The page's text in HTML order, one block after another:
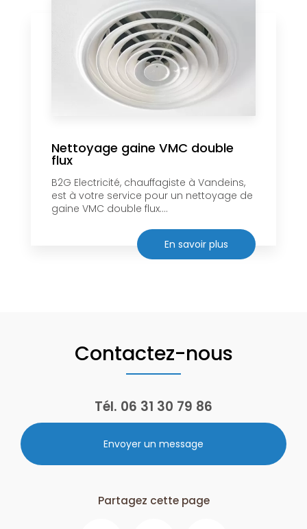
Nettoyage gaine VMC double
flux
B2G Electricité, chauffagiste à Vandeins,
est à votre service pour un nettoyage de
gaine VMC double flux....
En savoir plus
Contactez-nous
Tél. 06 31 30 79 86
Envoyer un message
Partagez cette page